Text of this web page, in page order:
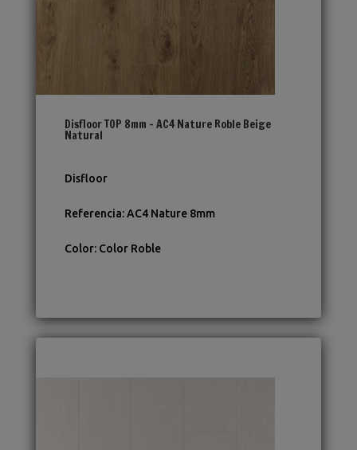
Disfloor TOP 8mm – AC4 Nature Roble Beige
Natural
Disfloor
Referencia:AC4 Nature 8mm
Color: Color Roble